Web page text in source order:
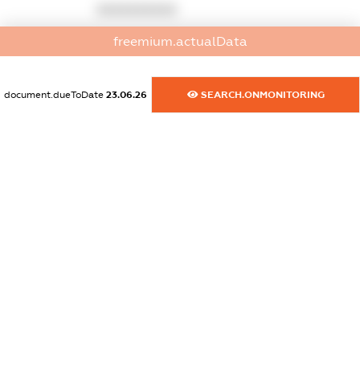
dossier.commercial_info.email
dossier.commercial_info.website
freemium.actualData
document.dueToDate 23.06.26 SEARCH.ONMONITORING